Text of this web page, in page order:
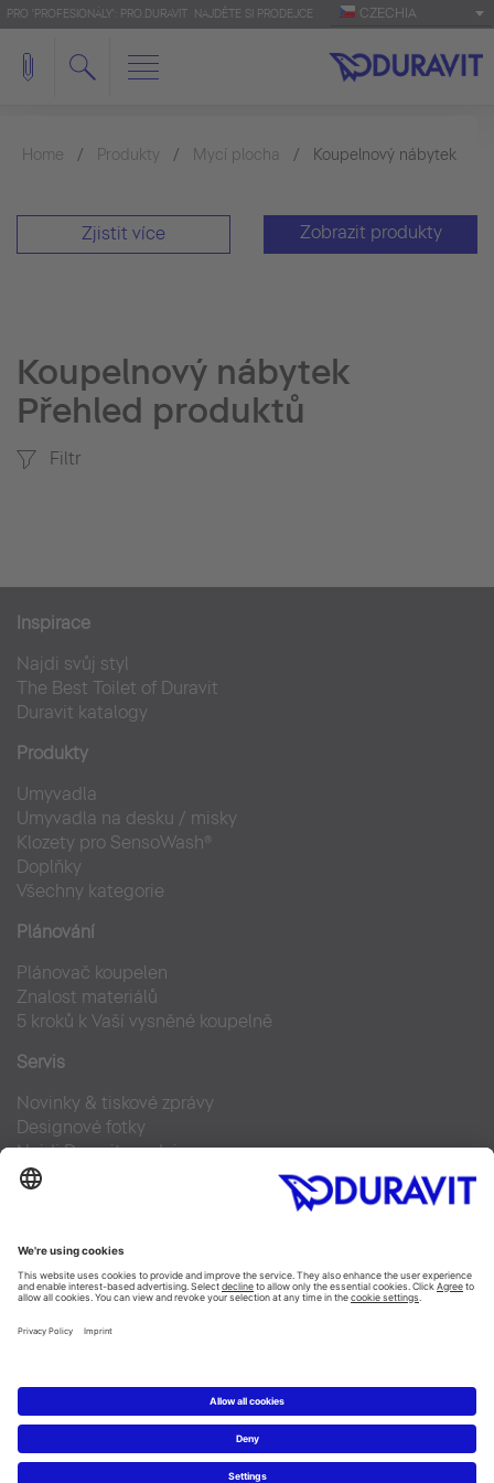
PRO 'PROFESIONÁLY': PRO.DURAVIT NAJDĚTE SI PRODEJCE CZECHIA
Home Produkty Mycí plocha Koupelnový nábytek
Zjistit více Zobrazit produkty
Koupelnový nábytek
Přehled produktů
Filtr
Inspirace
Najdi svůj styl
The Best Toilet of Duravit
Duravit katalogy
Produkty
Umyvadla
Umyvadla na desku / misky
Klozety pro SensoWash®
Doplňky
Všechny kategorie
Plánování
Plánovač koupelen
Znalost materiálů
5 kroků k Vaší vysněné koupelně
Servis
Novinky & tiskové zprávy
Designové fotky
Najdi Duravit prodejce
Často kladené otázky
Facebook
Instagram
Pinterest
Blog
Linked In
Copyright © 2026 Duravit AG
Prohlášení o ochraně osobních údajů
cookies